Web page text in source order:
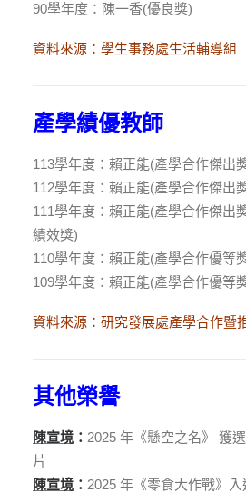
90學年度：陳一香(優良獎)
資料來源： 學生事務處生活輔導組
產學績優教師
113學年度：賴正能(產學合作傑出
112學年度：賴正能(產學合作傑出
111學年度：賴正能(產學合作傑出
績效獎)
110學年度：賴正能(產學合作優等
109學年度：賴正能(產學合作優等
資料來源： 研究發展處產學合作暨
其他榮譽
陳宣境 ： 2025 年《懸空之名》 獲
片
陳宣境 ： 2025 年《零食大作戰》